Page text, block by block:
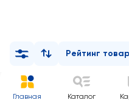
Рейтинг
Главная Каталог